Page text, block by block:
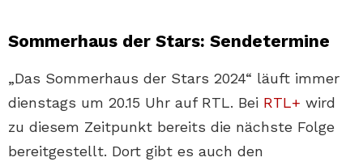
Sommerhaus der Stars: Sendetermine
„Das Sommerhaus der Stars 2024“ läuft immer
dienstags um 20.15 Uhr auf RTL. Bei RTL+ wird
zu diesem Zeitpunkt bereits die nächste Folge
bereitgestellt. Dort gibt es auch den